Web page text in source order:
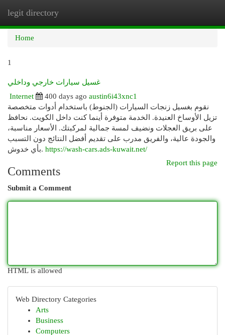
legit directory
Home
1
غسيل سيارات خارجي وداخلي
Internet
400 days ago austin6i43xnc1
نقوم بغسيل زنجات السيارات (الجنوط) باستخدام أدوات متخصصة
تزيل الأوساخ العنيدة. الخدمة متوفرة أينما كنت داخل الكويت. نحافظ
على بريق العجلات ونضيف لمسة جمالية لمركبتك. الأسعار مناسبة،
والجودة عالية، والفريق مدرب على تقديم أفضل النتائج دون التسبب
بأي خدوش. https://wash-cars.ads-kuwait.net/
Report this page
Comments
Submit a Comment
HTML is allowed
Web Directory Categories
Arts
Business
Computers